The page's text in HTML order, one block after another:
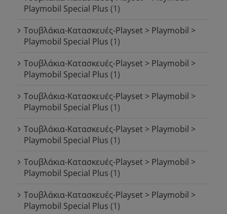
Playmobil Special Plus (1)
Τουβλάκια-Κατασκευές-Playset > Playmobil >
Playmobil Special Plus (1)
Τουβλάκια-Κατασκευές-Playset > Playmobil >
Playmobil Special Plus (1)
Τουβλάκια-Κατασκευές-Playset > Playmobil >
Playmobil Special Plus (1)
Τουβλάκια-Κατασκευές-Playset > Playmobil >
Playmobil Special Plus (1)
Τουβλάκια-Κατασκευές-Playset > Playmobil >
Playmobil Special Plus (1)
Τουβλάκια-Κατασκευές-Playset > Playmobil >
Playmobil Special Plus (1)